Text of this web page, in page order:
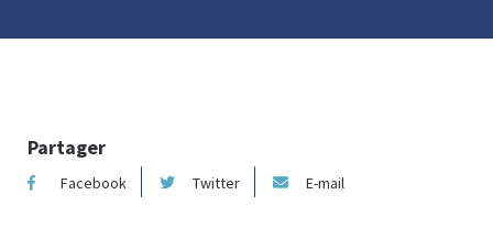
Partager
Facebook Twitter E-mail